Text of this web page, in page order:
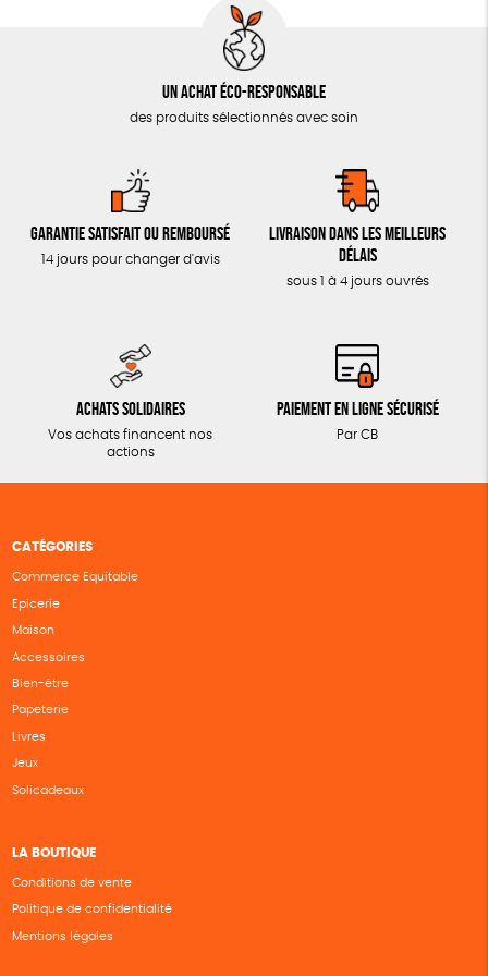
Un achat éco-responsable
des produits sélectionnés avec soin
Garantie satisfait ou remboursé
14 jours pour changer d'avis
Livraison dans les meilleurs
délais
sous 1 à 4 jours ouvrés
Achats solidaires
Vos achats financent nos
actions
Paiement en ligne sécurisé
Par CB
CATÉGORIES
Commerce Equitable
Epicerie
Maison
Accessoires
Bien-être
Papeterie
Livres
Jeux
Solicadeaux
LA BOUTIQUE
Conditions de vente
Politique de confidentialité
Mentions légales